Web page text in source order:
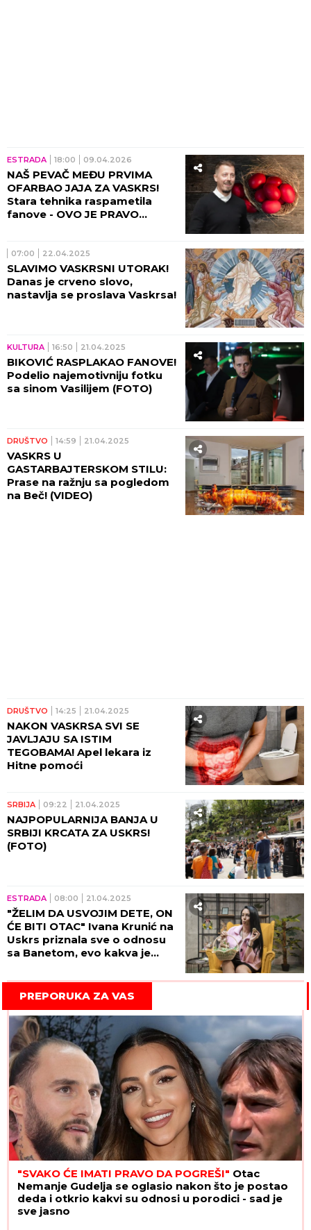
ESTRADA 18:00 09.04.2026
NAŠ PEVAČ MEĐU PRVIMA
OFARBAO JAJA ZA VASKRS!
Stara tehnika raspametila
fanove - OVO JE PRAVO
07:00 22.04.2025
SLAVIMO VASKRSNI UTORAK!
Danas je crveno slovo,
nastavlja se proslava Vaskrsa!
KULTURA 16:50 21.04.2025
BIKOVIĆ RASPLAKAO FANOVE!
Podelio najemotivniju fotku
sa sinom Vasilijem (FOTO)
DRUŠTVO 14:59 21.04.2025
VASKRS U
GASTARBAJTERSKOM STILU:
Prase na ražnju sa pogledom
na Beč! (VIDEO)
DRUŠTVO 14:25 21.04.2025
NAKON VASKRSA SVI SE
JAVLJAJU SA ISTIM
TEGOBAMA! Apel lekara iz
Hitne pomoći
SRBIJA 09:22 21.04.2025
NAJPOPULARNIJA BANJA U
SRBIJI KRCATA ZA USKRS!
(FOTO)
ESTRADA 08:00 21.04.2025
"ŽELIM DA USVOJIM DETE, ON
ĆE BITI OTAC" Ivana Krunić na
Uskrs priznala sve o odnosu
sa Banetom, evo kakva je
PREPORUKA ZA VAS
"SVAKO ĆE IMATI PRAVO DA POGREŠI" Otac
Nemanje Gudelja se oglasio nakon što je postao
deda i otkrio kakvi su odnosi u porodici - sad je
sve jasno